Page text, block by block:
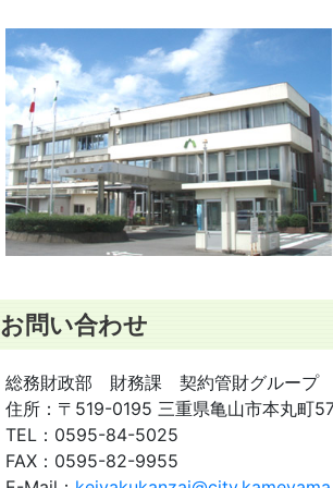
お問い合わせ
総務財政部 財務課 契約管財グループ
住所： 〒519-0195 三重県亀山市本丸町
TEL： 0595-84-5025
FAX： 0595-82-9955